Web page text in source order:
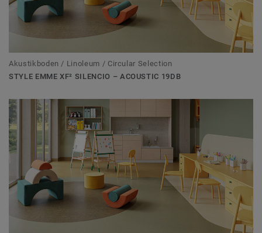
Akustikboden / Linoleum / Circular Selection
STYLE EMME XF² SILENCIO – ACOUSTIC 19DB